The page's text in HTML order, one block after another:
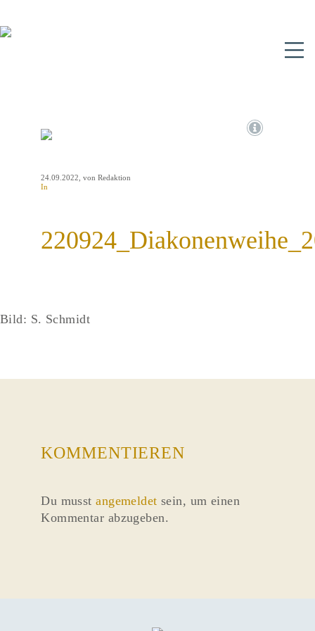
24.09.2022 , von Redaktion
In
Bild: S. Schmidt
KOMMENTIEREN
Du musstangemeldet sein, um einen
Kommentar abzugeben.